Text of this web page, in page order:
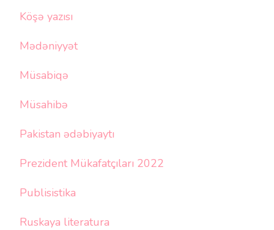
Köşə yazısı
Mədəniyyət
Müsabiqə
Müsahibə
Pakistan ədəbiyaytı
Prezident Mükafatçıları 2022
Publisistika
Ruskaya literatura